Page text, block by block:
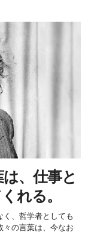
、仕事と
れる。
、哲学者としても
々の言葉は、今なお